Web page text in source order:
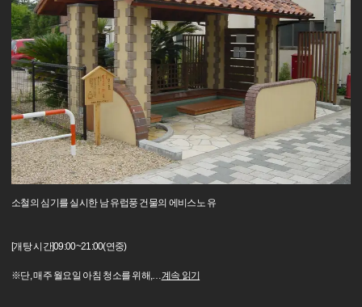
소철의 심기를 실시한 남 유럽풍 건물의 에비스노 유
[개탕 시간]09:00~21:00(연중)
※단, 매주 월요일 아침 청소를 위해,…계속 읽기